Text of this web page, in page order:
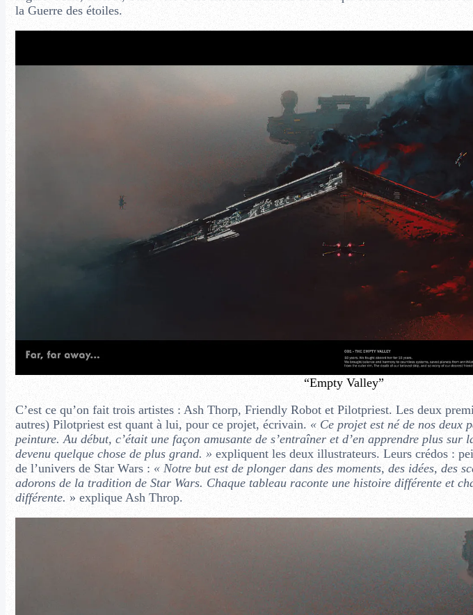
la Guerre des étoiles.
“Empty Valley”
C’est ce qu’on fait trois artistes : Ash Thorp, Friendly Robot et Pilotpriest. Les deux
autres) Pilotpriest est quant à lui, pour ce projet, écrivain. « Ce projet est né de nos deux
peinture. Au début, c’était une façon amusante de s’entraîner et d’en apprendre plus sur
devenu quelque chose de plus grand. » expliquent les deux illustrateurs. Leurs crédos :
de l’univers de Star Wars : « Notre but est de plonger dans des moments, des idées, des
adorons de la tradition de Star Wars. Chaque tableau raconte une histoire différente et
différente. » explique Ash Throp.